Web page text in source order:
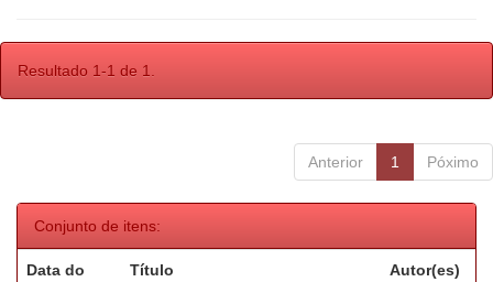
Resultado 1-1 de 1.
Anterior 1 Póximo
Conjunto de itens:
Data do
Título Autor(es)